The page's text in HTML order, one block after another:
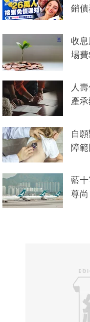
銷
一
收
場
人
產
自
障
藍
尊